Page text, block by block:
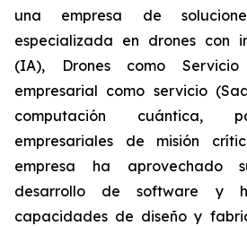
una empresa de
especializada en drones con
(IA), Drones como Servicio
empresarial como servicio
computación cuántica,
empresariales de misión
empresa ha aprovechado
desarrollo de software y
capacidades de diseño y